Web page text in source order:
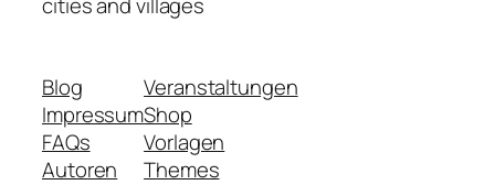
Blog
Impressum
FAQs
Autoren
Veranstaltungen
Shop
Vorlagen
Themes